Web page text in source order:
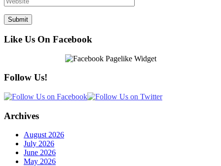
Like Us On Facebook
Follow Us!
Archives
August 2026
July 2026
June 2026
May 2026